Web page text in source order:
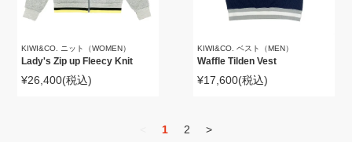
KIWI&CO. ニット（WOMEN）
Lady's Zip up Fleecy Knit
¥26,400(税込)
KIWI&CO. ベスト（MEN）
Waffle Tilden Vest
¥17,600(税込)
1 2 >